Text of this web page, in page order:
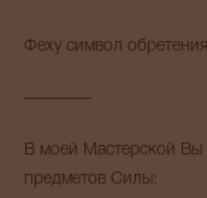
Феху символ
В моей Мастерской Вы
предметов Силы: